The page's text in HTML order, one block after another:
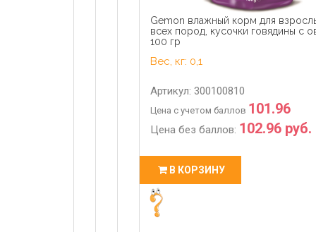
Gemon влажный корм для
всех пород, кусочки говядины с
100 гр
Вес, кг: 0,1
Артикул: 300100810
Цена с учетом баллов 101.96
Цена без баллов: 102.96 руб.
В КОРЗИНУ